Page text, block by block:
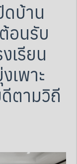
บ้าน
อนรับ
เรียน
เพาะ
ตามวิถี